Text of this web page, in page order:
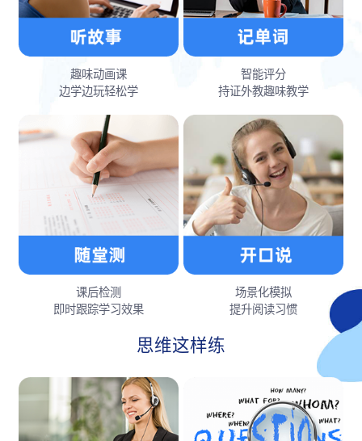
趣味动画课
边学边玩轻松学
智能评分
持证外教趣味教学
课后检测
即时跟踪学习效果
场景化模拟
提升阅读习惯
思维这样练